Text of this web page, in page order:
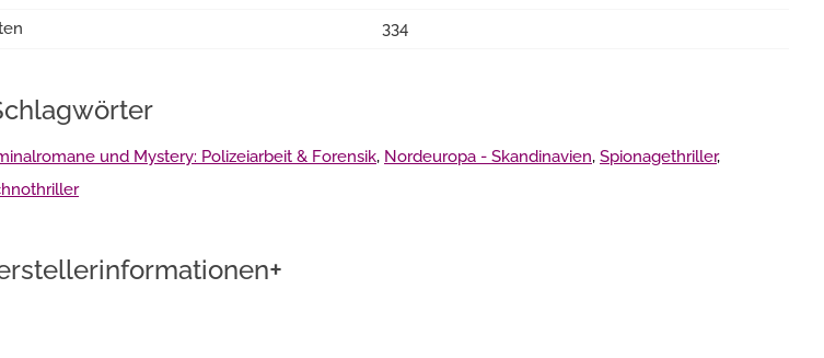
334
und Mystery: Polizeiarbeit & Forensik, Nordeuropa - Skandinavien, Spionagethriller,
+